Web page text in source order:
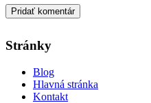
Stránky
Blog
Hlavná stránka
Kontakt